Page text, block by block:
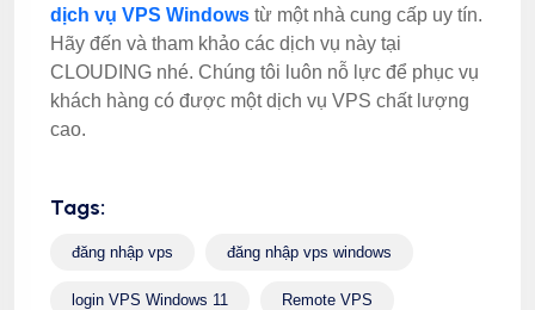
dịch vụ VPS Windows từ một nhà cung cấp uy tín.
Hãy đến và tham khảo các dịch vụ này tại
CLOUDING nhé. Chúng tôi luôn nỗ lực để phục vụ
khách hàng có được một dịch vụ VPS chất lượng
cao.
Tags:
đăng nhập vps đăng nhập vps windows
login VPS Windows 11 Remote VPS